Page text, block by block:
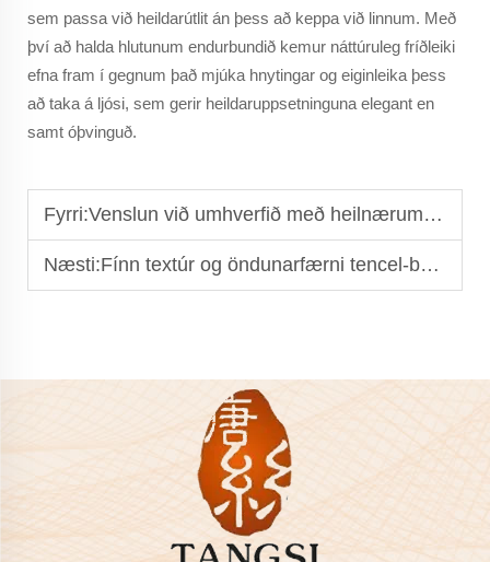
sem passa við heildarútlit án þess að keppa við linnum. Með
því að halda hlutunum endurbundið kemur náttúruleg fríðleiki
efna fram í gegnum það mjúka hnytingar og eiginleika þess
að taka á ljósi, sem gerir heildaruppsetninguna elegant en
samt óþvinguð.
Fyrri:Venslun við umhverfið með heilnærum bómullarlinnusafna
Næsti:Fínn textúr og öndunarfærni tencel-bambús fínsafns